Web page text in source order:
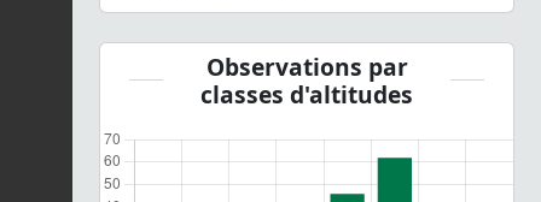
Observations par
classes d'altitudes